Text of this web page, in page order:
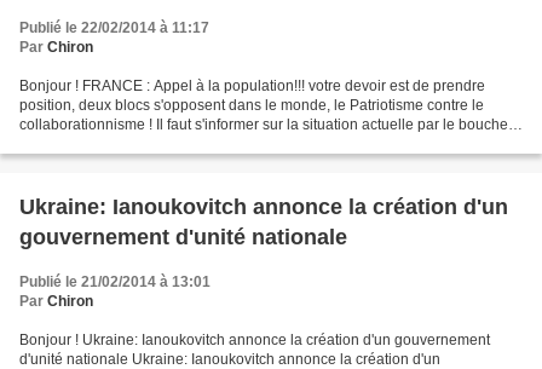
collaborationnisme !
Publié le 22/02/2014 à 11:17
Par Chiron
Bonjour ! FRANCE : Appel à la population!!! votre devoir est de prendre
position, deux blocs s'opposent dans le monde, le Patriotisme contre le
collaborationnisme ! Il faut s'informer sur la situation actuelle par le bouche à
Ukraine: Ianoukovitch annonce la création d'un
gouvernement d'unité nationale
Publié le 21/02/2014 à 13:01
Par Chiron
Bonjour ! Ukraine: Ianoukovitch annonce la création d'un gouvernement
d'unité nationale Ukraine: Ianoukovitch annonce la création d'un